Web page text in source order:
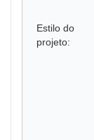
Estilo do
projeto: